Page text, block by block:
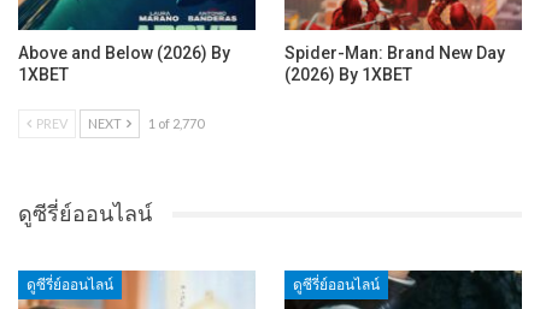
Above and Below (2026) By
1XBET
Spider-Man: Brand New Day
(2026) By 1XBET
PREV NEXT 1 of 2,770
ดูซีรี่ย์ออนไลน์
ดูซีรี่ย์ออนไลน์ ดูซีรี่ย์ออนไลน์